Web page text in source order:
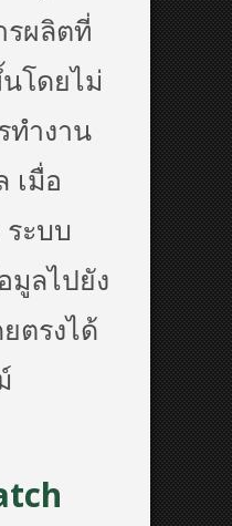
รผลิตที่
โดยไม่
ทำงาน
เมื่อ
ะบบ
มูลไปยัง
ตรงได้